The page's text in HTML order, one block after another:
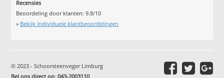
Recensies
Beoordeling door klanten:9.8/10
» Bekijk individuele klantbeoordelingen
© 2023 - Schoorsteenveger Limburg
Bel ons direct op:043-2003110